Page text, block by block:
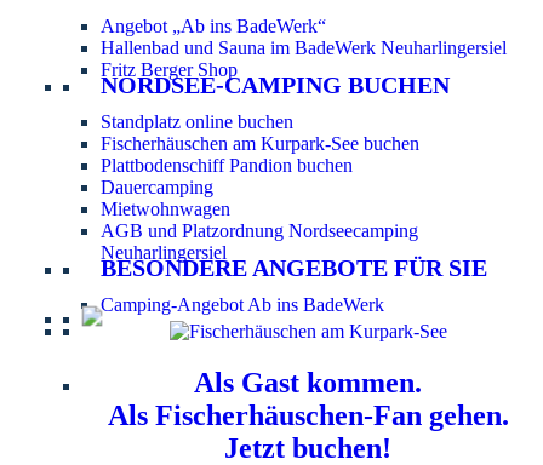
Angebot „Ab ins BadeWerk“
Hallenbad und Sauna im BadeWerk Neuharlingersiel
Fritz Berger Shop
NORDSEE-CAMPING BUCHEN
Standplatz online buchen
Fischerhäuschen am Kurpark-See buchen
Plattbodenschiff Pandion buchen
Dauercamping
Mietwohnwagen
AGB und Platzordnung Nordseecamping
Neuharlingersiel
BESONDERE ANGEBOTE FÜR SIE
Camping-Angebot Ab ins BadeWerk
Als Gast kommen.
Als Fischerhäuschen-Fan gehen.
Jetzt buchen!